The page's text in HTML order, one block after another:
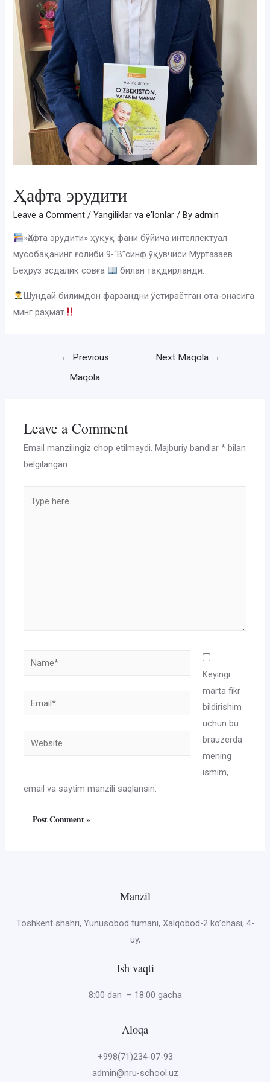
Ҳафта эрудити
Leave a Comment /Yangiliklar va e'lonlar / Byadmin
»Ҳафта эрудити» ҳуқуқ фани бўйича интеллектуал
мусобақанинг ғолиби 9-“В”синф ўқувчиси Муртазаев
Беҳруз эсдалик совға
билан тақдирланди.
Шундай билимдон фарзандни ўстираётган ота-онасига
минг раҳмат
← Previous
Maqola
Next Maqola →
Leave a Comment
Email manzilingiz chop etilmaydi. Majburiy bandlar* bilan
belgilangan
Name*
Email*
Website
Keyingi
marta fikr
bildirishim
uchun bu
brauzerda
mening
ismim,
email va saytim manzili saqlansin.
Manzil
Toshkent shahri, Yunusobod tumani, Xalqobod-2 ko’chasi, 4-
uy,
Ish vaqti
8:00 dan – 18:00 gacha
Aloqa
+998(71)234-07-93
admin@nru-school.uz